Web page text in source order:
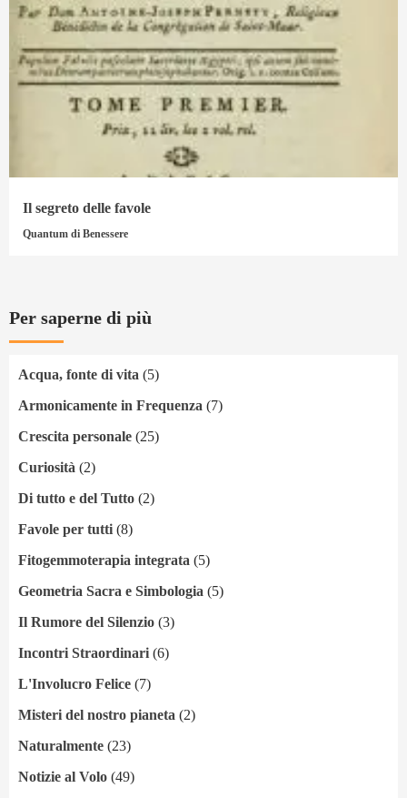
Il segreto delle favole
Quantum di Benessere
Per saperne di più
Acqua, fonte di vita (5)
Armonicamente in Frequenza (7)
Crescita personale (25)
Curiosità (2)
Di tutto e del Tutto (2)
Favole per tutti (8)
Fitogemmoterapia integrata (5)
Geometria Sacra e Simbologia (5)
Il Rumore del Silenzio (3)
Incontri Straordinari (6)
L'Involucro Felice (7)
Misteri del nostro pianeta (2)
Naturalmente (23)
Notizie al Volo (49)